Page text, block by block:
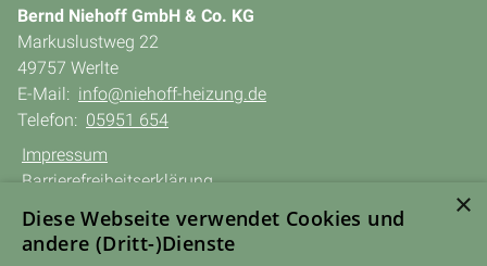
Bernd Niehoff GmbH & Co. KG
Markuslustweg 22
49757 Werlte
E-Mail: info@niehoff-heizung.de
Telefon: 05951 654
Impressum
Barrierefreiheitserklärung
Datenschutzerklärung
AGB
×
Diese Webseite verwendet Cookies und
andere (Dritt-)Dienste